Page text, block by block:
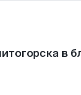
в